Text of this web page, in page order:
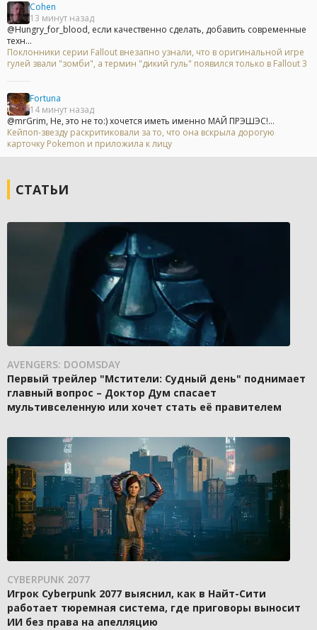
Cohen
13 минут назад
@Hungry_for_blood, если качественно сделать, добавить современные
техн...
Поклонники серии Fallout внезапно узнали, что в оригинальной игре
гулей звали "зомби", а термин "дикий гуль" появился только в Fallout 3
Fortuna
14 минут назад
@mrGrim, Не, это не то:) хочется иметь именно МАЙ ПРЭШЭС!...
Кейпоп-звезду раскритиковали за то, что она вскрыла дорогую
карточку Pokemon и приложила к лицу
СТАТЬИ
AVENGERS: DOOMSDAY
Первый трейлер "Мстители: Судный день" поднимает
главный вопрос – Доктор Дум спасает
мультивселенную или хочет стать её правителем
CYBERPUNK 2077
Игрок Cyberpunk 2077 выяснил, как в Найт-Сити
работает тюремная система, где приговоры выносит
ИИ без права на апелляцию